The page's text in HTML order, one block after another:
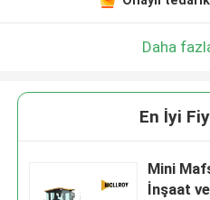
Daha
En İyi
Mini
İnşaat